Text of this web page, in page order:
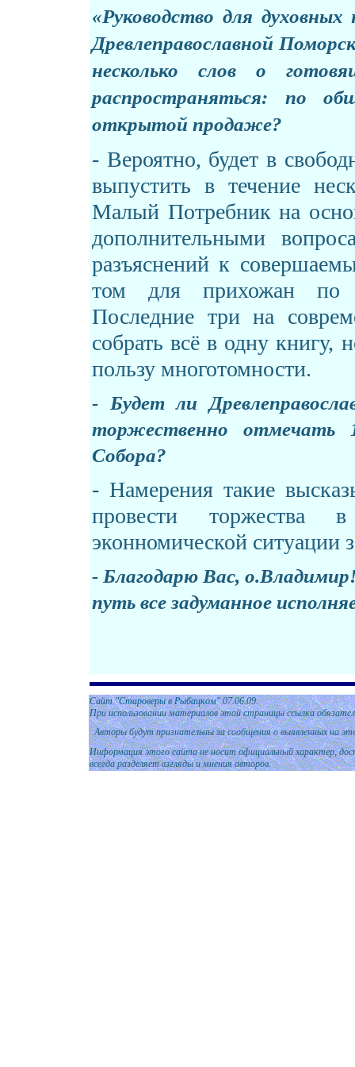
«Руководство для
Древлеправославной
несколько слов о
распространяться: по
открытой продаже?
- Вероятно, будет в
выпустить в течение
Малый Потребник на
дополнительными
разъяснений к
том для прихожан по
Последние три на
собрать всё в одну
пользу многотомности.
- Будет ли
торжественно отмечать
Собора?
- Намерения такие
провести
эконномической ситуации
- Благодарю Вас,
путь все задуманное
Сайт"Староверы в Рыбацком" 07.06.09.
При использовании материалов этой страницы ссылка
Авторы будут признательны за сообщения о выявленных на
Информация этого сайта не носит официальный характер,
всегда разделяет взгляды и мнения авторов.